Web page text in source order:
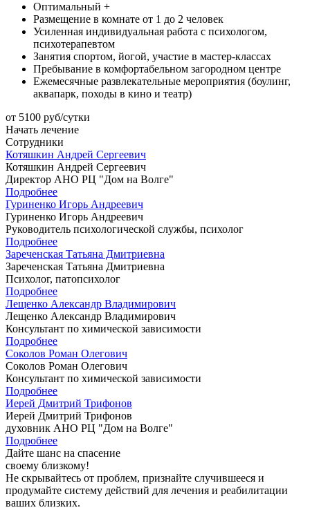
Оптимальный +
Размещение в комнате от 1 до 2 человек
Усиленная индивидуальная работа с психологом,
психотерапевтом
Занятия спортом, йогой, участие в мастер-классах
Пребывание в комфортабельном загородном центре
Ежемесячные развлекательные мероприятия (боулинг,
аквапарк, походы в кино и театр)
от 5100 руб/сутки
Начать лечение
Сотрудники
Котяшкин Андрей Сергеевич
Котяшкин Андрей Сергеевич
Директор АНО РЦ "Дом на Волге"
Подробнее
Гуриненко Игорь Андреевич
Гуриненко Игорь Андреевич
Руководитель психологической службы, психолог
Подробнее
Зареченская Татьяна Дмитриевна
Зареченская Татьяна Дмитриевна
Психолог, патопсихолог
Подробнее
Лещенко Александр Владимирович
Лещенко Александр Владимирович
Консультант по химической зависимости
Подробнее
Соколов Роман Олегович
Соколов Роман Олегович
Консультант по химической зависимости
Подробнее
Иерей Дмитрий Трифонов
Иерей Дмитрий Трифонов
духовник АНО РЦ "Дом на Волге"
Подробнее
Дайте шанс на спасение
своему близкому!
Не скрывайтесь от проблем, признайте случившееся и
продумайте систему действий для лечения и реабилитации
ваших близких.